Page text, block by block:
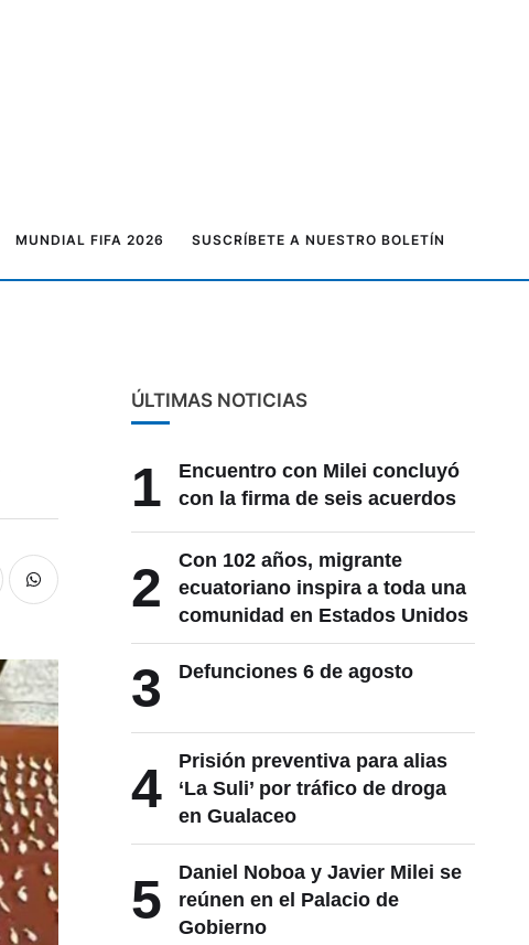
MUNDIAL FIFA 2026 SUSCRÍBETE A NUESTRO BOLETÍN
ÚLTIMAS NOTICIAS
1
Encuentro con Milei concluyó
con la firma de seis acuerdos
2
Con 102 años, migrante
ecuatoriano inspira a toda una
comunidad en Estados Unidos
3 Defunciones 6 de agosto
4
Prisión preventiva para alias
‘La Suli’ por tráfico de droga
en Gualaceo
5
Daniel Noboa y Javier Milei se
reúnen en el Palacio de
Gobierno